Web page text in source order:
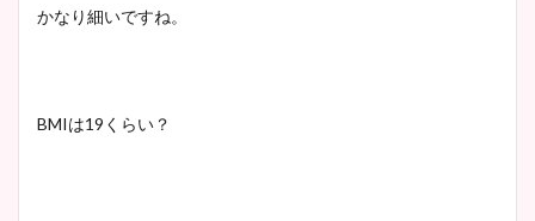
かなり細いですね。
BMIは19くらい？